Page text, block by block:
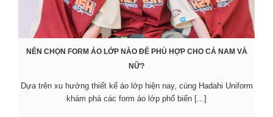
NÊN CHỌN FORM ÁO LỚP NÀO ĐỂ PHÙ HỢP CHO CẢ NAM VÀ
NỮ?
Dựa trên xu hướng thiết kế áo lớp hiện nay, cùng Hadahi Uniform
khám phá các form áo lớp phổ biến [...]